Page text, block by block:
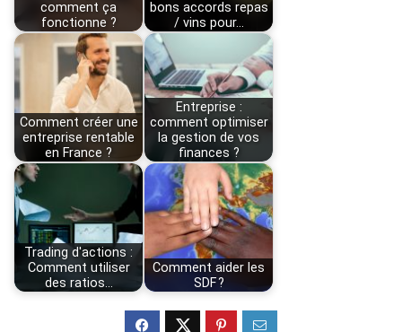
comment ça
fonctionne ?
bons accords repas
/ vins pour…
Comment créer une
entreprise rentable
en France ?
Entreprise :
comment optimiser
la gestion de vos
finances ?
Trading d'actions :
Comment utiliser
des ratios…
Comment aider les
SDF ?